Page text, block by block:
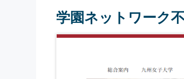
学園ネットワーク